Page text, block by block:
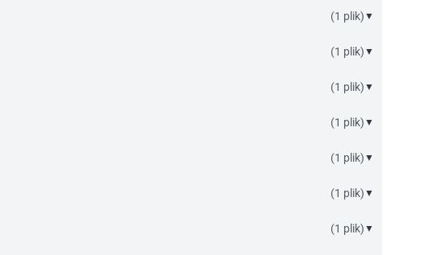
(1 plik) ▼
(1 plik) ▼
(1 plik) ▼
(1 plik) ▼
(1 plik) ▼
(1 plik) ▼
(1 plik) ▼